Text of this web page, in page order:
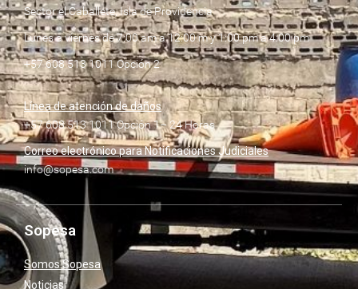
Sector el Caballete, Isla de Providencia
Lunes a viernes de 7:00 am a 12:00 m y 1:00 pm a 4:00 pm
+57 608 513 1011 Opción 2
Línea de atención de daños
+57 608 513 1011 Opción 1– 24 Horas
Correo electrónico para Notificaciones Judiciales
info@sopesa.com
Sopesa
Somos Sopesa
Noticias